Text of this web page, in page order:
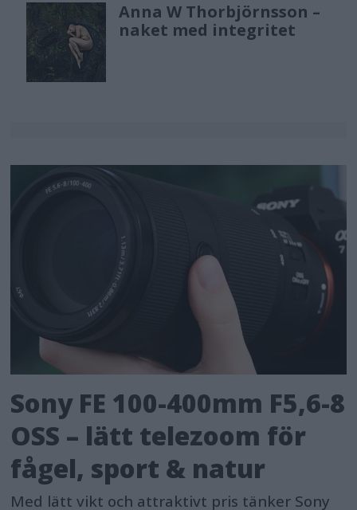
Anna W Thorbjörnsson –
naket med integritet
Sony FE 100-400mm F5,6-8
OSS – lätt telezoom för
fågel, sport & natur
Med lätt vikt och attraktivt pris tänker Sony